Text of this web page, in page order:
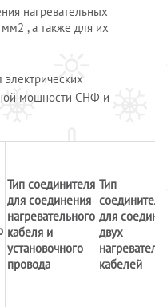
нагревательных
, а также для их
электрических
мощности СНФ и
Тип соединителя
для соединения
нагревательного
кабеля и
установочного
провода
Тип
соединителя
для
двух
кабелей